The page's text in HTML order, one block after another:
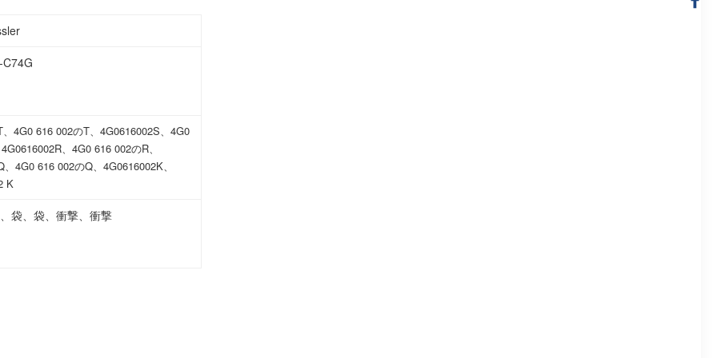
4G0 616 002のT、4G0616002S、4G0
、4G0 616 002のR、
4G0 616 002のQ、4G0616002K、
K
袋、袋、衝撃、衝撃